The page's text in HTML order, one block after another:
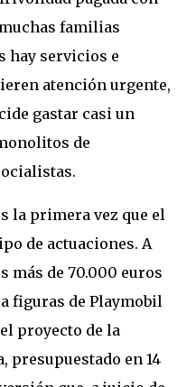
familias
hay servicios e
atención urgente,
gastar casi un
de
la primera vez que el
de actuaciones. A
más de 70.000 euros
figuras de Playmobil
proyecto de la
presupuestado en 14